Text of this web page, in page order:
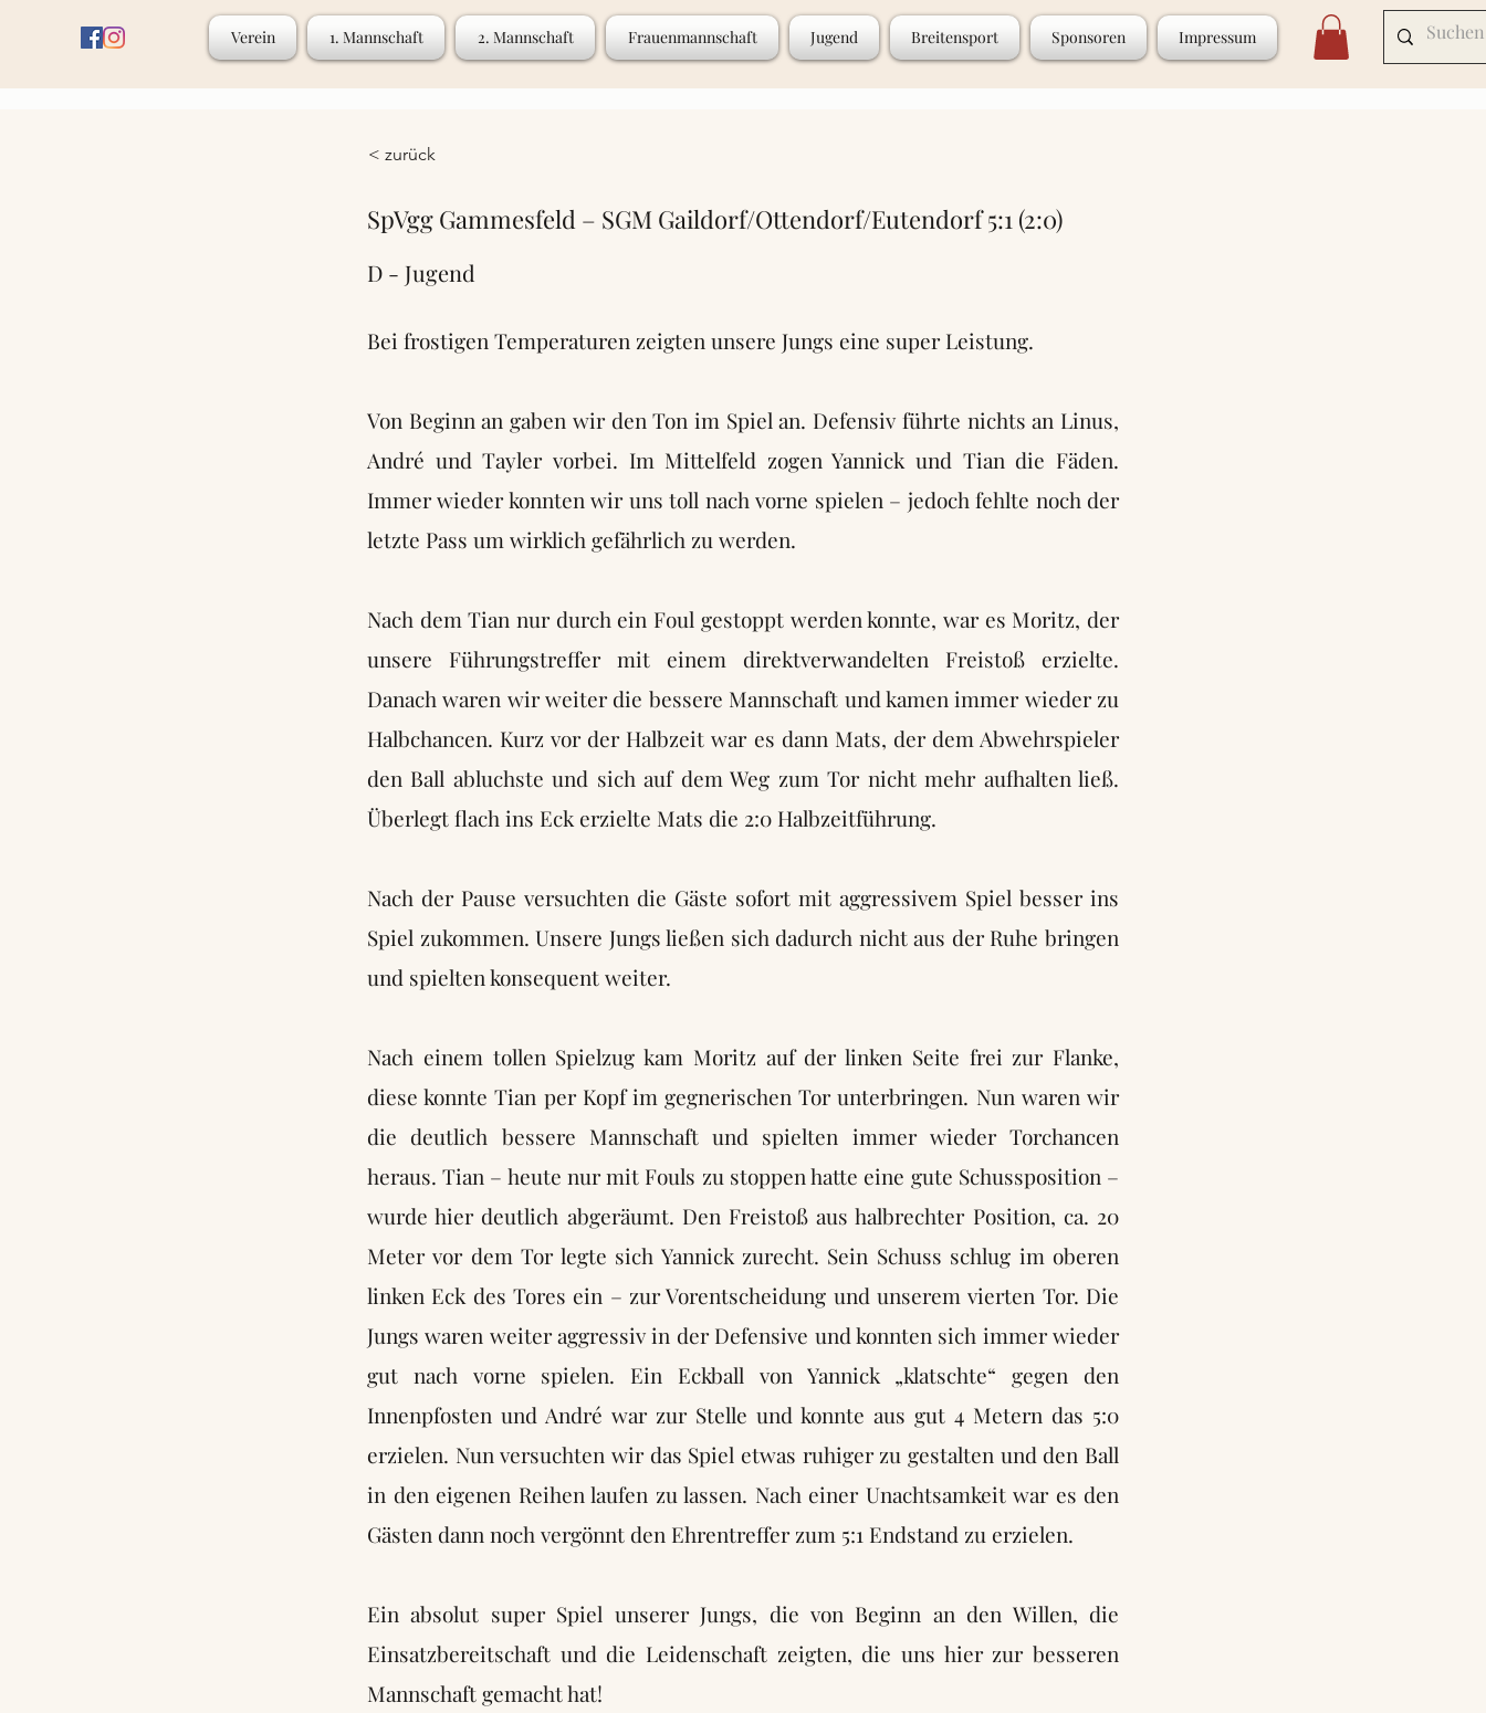
Verein 1. Mannschaft 2. Mannschaft Frauenmannschaft Jugend Breitensport Sponsoren Impressum
< zurück
SpVgg Gammesfeld – SGM Gaildorf/Ottendorf/Eutendorf 5:1 (2:0)
D - Jugend
Bei frostigen Temperaturen zeigten unsere Jungs eine super Leistung.
Von Beginn an gaben wir den Ton im Spiel an. Defensiv führte nichts an Linus,
André und Tayler vorbei. Im Mittelfeld zogen Yannick und Tian die Fäden.
Immer wieder konnten wir uns toll nach vorne spielen – jedoch fehlte noch der
letzte Pass um wirklich gefährlich zu werden.
Nach dem Tian nur durch ein Foul gestoppt werden konnte, war es Moritz, der
unsere Führungstreffer mit einem direktverwandelten Freistoß erzielte.
Danach waren wir weiter die bessere Mannschaft und kamen immer wieder zu
Halbchancen. Kurz vor der Halbzeit war es dann Mats, der dem Abwehrspieler
den Ball abluchste und sich auf dem Weg zum Tor nicht mehr aufhalten ließ.
Überlegt flach ins Eck erzielte Mats die 2:0 Halbzeitführung.
Nach der Pause versuchten die Gäste sofort mit aggressivem Spiel besser ins
Spiel zukommen. Unsere Jungs ließen sich dadurch nicht aus der Ruhe bringen
und spielten konsequent weiter.
Nach einem tollen Spielzug kam Moritz auf der linken Seite frei zur Flanke,
diese konnte Tian per Kopf im gegnerischen Tor unterbringen. Nun waren wir
die deutlich bessere Mannschaft und spielten immer wieder Torchancen
heraus. Tian – heute nur mit Fouls zu stoppen hatte eine gute Schussposition –
wurde hier deutlich abgeräumt. Den Freistoß aus halbrechter Position, ca. 20
Meter vor dem Tor legte sich Yannick zurecht. Sein Schuss schlug im oberen
linken Eck des Tores ein – zur Vorentscheidung und unserem vierten Tor. Die
Jungs waren weiter aggressiv in der Defensive und konnten sich immer wieder
gut nach vorne spielen. Ein Eckball von Yannick „klatschte“ gegen den
Innenpfosten und André war zur Stelle und konnte aus gut 4 Metern das 5:0
erzielen. Nun versuchten wir das Spiel etwas ruhiger zu gestalten und den Ball
in den eigenen Reihen laufen zu lassen. Nach einer Unachtsamkeit war es den
Gästen dann noch vergönnt den Ehrentreffer zum 5:1 Endstand zu erzielen.
Ein absolut super Spiel unserer Jungs, die von Beginn an den Willen, die
Einsatzbereitschaft und die Leidenschaft zeigten, die uns hier zur besseren
Mannschaft gemacht hat!